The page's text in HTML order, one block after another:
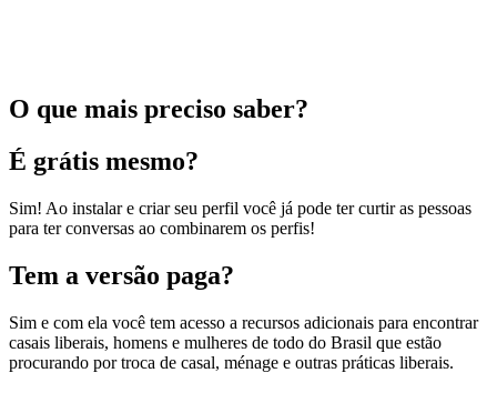
O que mais preciso saber?
É grátis mesmo?
Sim! Ao instalar e criar seu perfil você já pode ter curtir as pessoas
para ter conversas ao combinarem os perfis!
Tem a versão paga?
Sim e com ela você tem acesso a recursos adicionais para encontrar
casais liberais, homens e mulheres de todo do Brasil que estão
procurando por troca de casal, ménage e outras práticas liberais.